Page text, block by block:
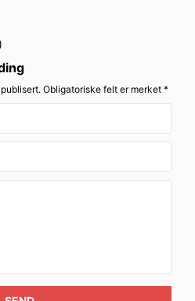
Obligatoriske felt er merket *